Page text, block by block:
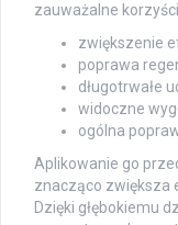
zauważalne
zwiększenie
poprawa
długotrwałe
widoczne
ogólna
Aplikowanie go
znacząco zwiększa
Dzięki głębokiemu